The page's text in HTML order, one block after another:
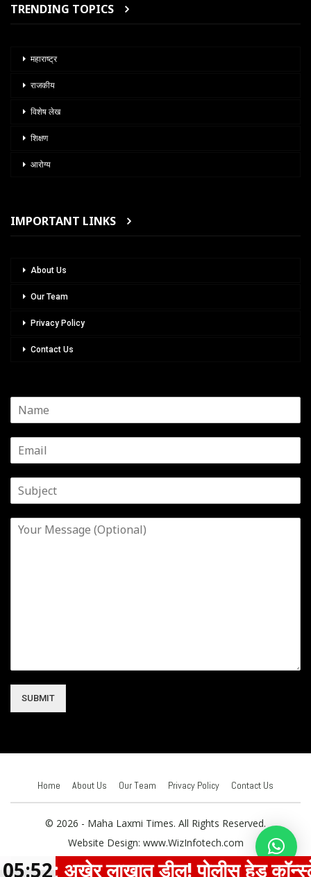
TRENDING TOPICS
महाराष्ट्र
राजकीय
विशेष लेख
शिक्षण
आरोग्य
IMPORTANT LINKS
About Us
Our Team
Privacy Policy
Contact Us
SUBMIT
Home About Us Our Team Privacy Policy Contact Us
© 2026 - Maha Laxmi Times. All Rights Reserved.
Website Design: www.WizInfotech.com
अखेर लाखात डील! पोलीस हेड
05:52